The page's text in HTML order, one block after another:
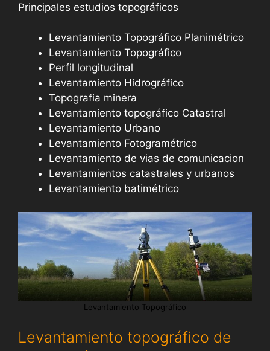
Principales estudios topográficos
Levantamiento Topográfico Planimétrico
Levantamiento Topográfico
Perfil longitudinal
Levantamiento Hidrográfico
Topografia minera
Levantamiento topográfico Catastral
Levantamiento Urbano
Levantamiento Fotogramétrico
Levantamiento de vias de comunicacion
Levantamientos catastrales y urbanos
Levantamiento batimétrico
Levantamiento Topográfico
Levantamiento topográfico de